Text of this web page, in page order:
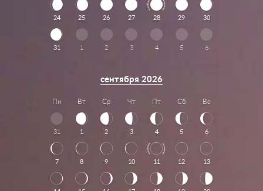
24 25 26 27 28 29 30
31 1 2 3 4 5 6
сентября 2026
Пн Вт Ср Чт Пт Сб Вс
31 1 2 3 4 5 6
7 8 9 10 11 12 13